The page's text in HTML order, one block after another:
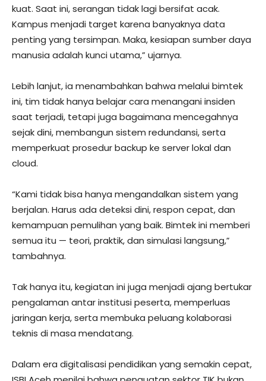
kuat. Saat ini, serangan tidak lagi bersifat acak.
Kampus menjadi target karena banyaknya data
penting yang tersimpan. Maka, kesiapan sumber daya
manusia adalah kunci utama,” ujarnya.
Lebih lanjut, ia menambahkan bahwa melalui bimtek
ini, tim tidak hanya belajar cara menangani insiden
saat terjadi, tetapi juga bagaimana mencegahnya
sejak dini, membangun sistem redundansi, serta
memperkuat prosedur backup ke server lokal dan
cloud.
“Kami tidak bisa hanya mengandalkan sistem yang
berjalan. Harus ada deteksi dini, respon cepat, dan
kemampuan pemulihan yang baik. Bimtek ini memberi
semua itu — teori, praktik, dan simulasi langsung,”
tambahnya.
Tak hanya itu, kegiatan ini juga menjadi ajang bertukar
pengalaman antar institusi peserta, memperluas
jaringan kerja, serta membuka peluang kolaborasi
teknis di masa mendatang.
Dalam era digitalisasi pendidikan yang semakin cepat,